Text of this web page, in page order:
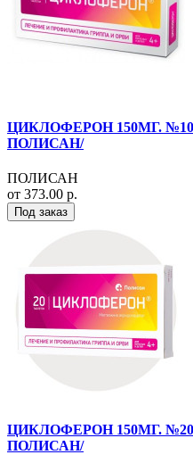
ЦИКЛОФЕРОН 150МГ.
ПОЛИСАН/
ПОЛИСАН
от 373.00 р.
Под заказ
ЦИКЛОФЕРОН 150МГ.
ПОЛИСАН/